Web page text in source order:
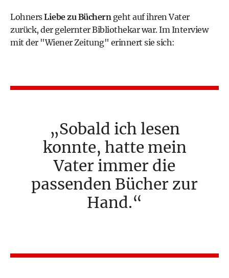
LohnersLiebe zu Büchern geht auf ihren Vater
zurück, der gelernter Bibliothekar war. Im Interview
mit der "Wiener Zeitung" erinnert sie sich:
Sobald ich lesen
konnte, hatte mein
Vater immer die
passenden Bücher zur
Hand.